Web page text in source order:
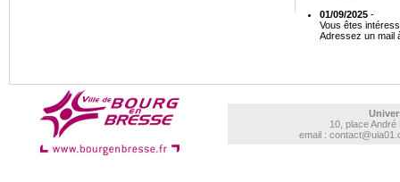
01/09/2025 -
Vous êtes
Adressez un mail
10, place
email :